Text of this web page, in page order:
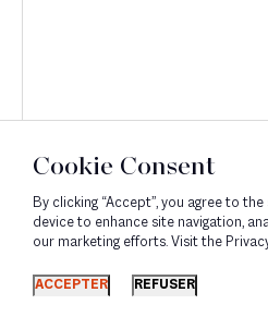
Découvrir
Cookie Consent
By clicking “Accept”, you agree to
device to enhance site navigation,
our marketing efforts. Visit the
ACCEPTER REFUSER